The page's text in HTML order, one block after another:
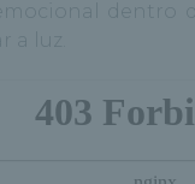
dentro
luz.